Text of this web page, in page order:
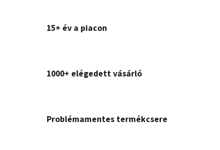
15+ év a piacon
1000+ elégedett vásárló
Problémamentes termékcsere